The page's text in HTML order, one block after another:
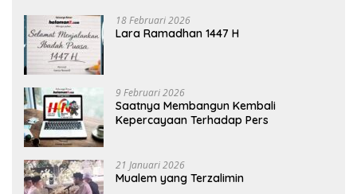
18 Februari 2026
Lara Ramadhan 1447 H
9 Februari 2026
Saatnya Membangun Kembali
Kepercayaan Terhadap Pers
21 Januari 2026
Mualem yang Terzalimin